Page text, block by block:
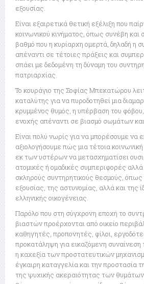
εξουσίας.
Είναι εξαιρετικά θετική εξέλιξη που
κοινωνικού κινήματος, όπως συνέβη
βαθμό που η κυρίαρχη ομερτά, δηλαδή η
απέναντι σε τέτοιες πράξεις και
σπάει με δεδομένη τη δύναμη του
πατριαρχίας.
Το κουράγιο της Σοφίας Μπεκατώρου
καταλύτης για να πυροδοτηθεί μια
κρυμμένος θυμός, η υπέρβαση του
ενοχής απέναντι σε βιασμό σωμάτων
Είναι πολύ νωρίς για να μπορέσουμε να
αξιολογήσουμε πώς μια τέτοια
εκ των υστέρων να μετασχηματίσει
ατομικές ή ομαδικές συμπεριφορές αλλά
σκληρούς συντηρητικούς θεσμούς, όπως
εξουσίας, της αστυνομίας, αλλά και της
ελληνικής οικογένειας.
Παρόλο που στη σύγχρονη εποχή το
βιαστών προέρχονται από οικείο
καθηγητές, προπονητές, φίλοι,
προκατάληψη για εικαζόμενη
η καχεξία των προστατευτικών
έγκαιρη καταγγελία και την προστασία
της ψυχικής ακεραιότητας των